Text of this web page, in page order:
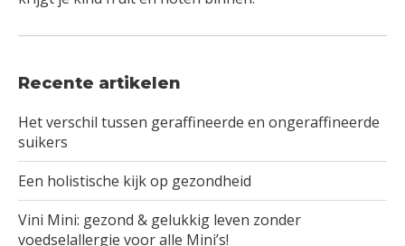
Recente artikelen
Het verschil tussen geraffineerde en ongeraffineerde
suikers
Een holistische kijk op gezondheid
Vini Mini: gezond & gelukkig leven zonder
voedselallergie voor alle Mini’s!